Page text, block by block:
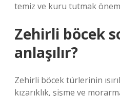
temiz ve kuru tutmak
Zehirli böcek
anlaşılır?
Zehirli böcek türlerinin
kızarıklık, şişme ve